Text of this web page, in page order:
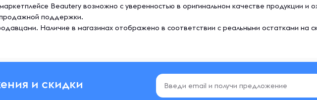
Beautery возможно с уверенностью в оригинальном качестве продукции и
продажной поддержки.
Наличие в магазинах отображено в соответствии с реальными остатками на
и скидки